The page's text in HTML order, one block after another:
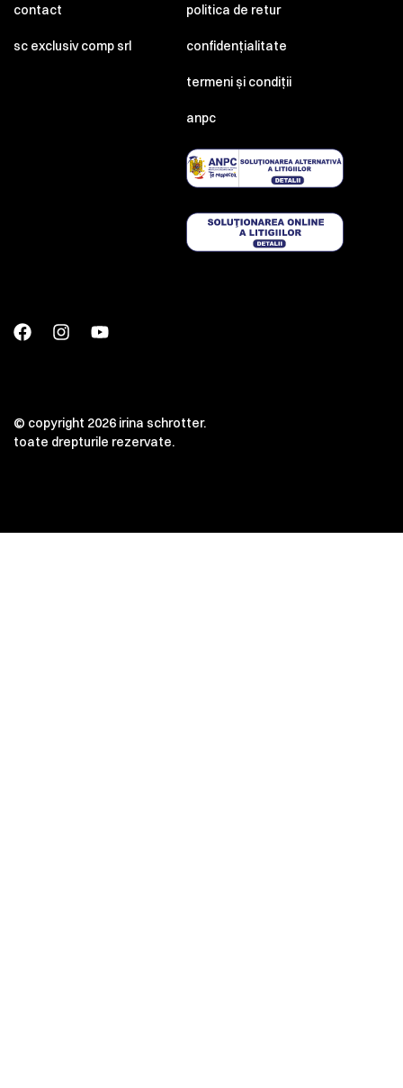
contact
sc exclusiv comp srl
politica de retur
confidențialitate
termeni și condiții
anpc
© copyright 2026 irina schrotter.
toate drepturile rezervate.